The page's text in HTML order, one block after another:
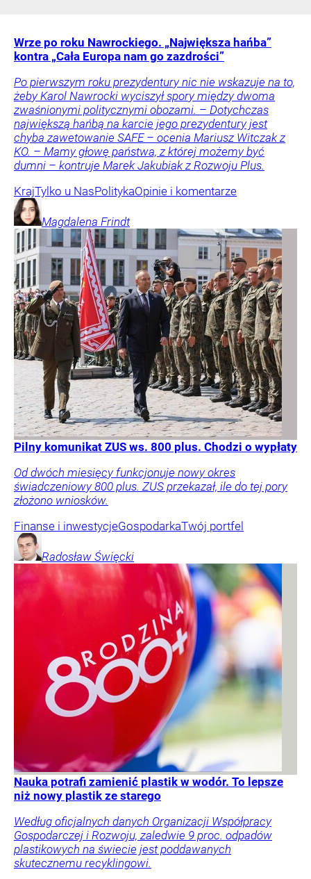
Wrze po roku Nawrockiego. „Największa hańba”
kontra „Cała Europa nam go zazdrości”
Po pierwszym roku prezydentury nic nie wskazuje na to,
żeby Karol Nawrocki wyciszył spory między dwoma
zwaśnionymi politycznymi obozami. – Dotychczas
największą hańbą na karcie jego prezydentury jest
chyba zawetowanie SAFE – ocenia Mariusz Witczak z
KO. – Mamy głowę państwa, z której możemy być
dumni – kontruje Marek Jakubiak z Rozwoju Plus.
KrajTylko u NasPolitykaOpinie i komentarze
Magdalena Frindt
Pilny komunikat ZUS ws. 800 plus. Chodzi o wypłaty
Od dwóch miesięcy funkcjonuje nowy okres
świadczeniowy 800 plus. ZUS przekazał, ile do tej pory
złożono wniosków.
Finanse i inwestycjeGospodarkaTwój portfel
Radosław Święcki
Nauka potrafi zamienić plastik w wodór. To lepsze
niż nowy plastik ze starego
Według oficjalnych danych Organizacji Współpracy
Gospodarczej i Rozwoju, zaledwie 9 proc. odpadów
plastikowych na świecie jest poddawanych
skutecznemu recyklingowi.